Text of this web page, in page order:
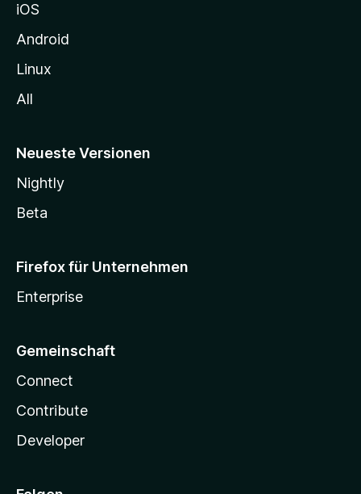
e
n
iOS
Android
Linux
All
Neueste Versionen
Nightly
Beta
Firefox für Unternehmen
Enterprise
Gemeinschaft
Connect
Contribute
Developer